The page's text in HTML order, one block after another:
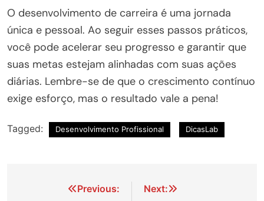
O desenvolvimento de carreira é uma jornada
única e pessoal. Ao seguir esses passos práticos,
você pode acelerar seu progresso e garantir que
suas metas estejam alinhadas com suas ações
diárias. Lembre-se de que o crescimento contínuo
exige esforço, mas o resultado vale a pena!
Tagged: Desenvolvimento Profissional DicasLab
NavegaçãoPrevious:
Next: